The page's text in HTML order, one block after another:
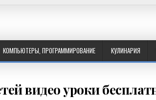
КОМПЬЮТЕРЫ, ПРОГРАММИРОВАНИЕ КУЛИНАРИЯ
видео уроки